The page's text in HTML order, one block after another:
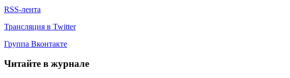
RSS-лента
Трансляция в Twitter
Группа Вконтакте
Читайте в журнале